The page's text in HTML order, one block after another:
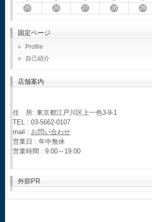
25
26 27 28 29
固定ページ
Profile
自己紹介
店舗案内
住 所: 東京都江戸川区上一色3-9-1
TEL : 03-5662-0107
mail : お問い合わせ
営業日 : 年中無休
営業時間 : 9:00～19:00
外部PR